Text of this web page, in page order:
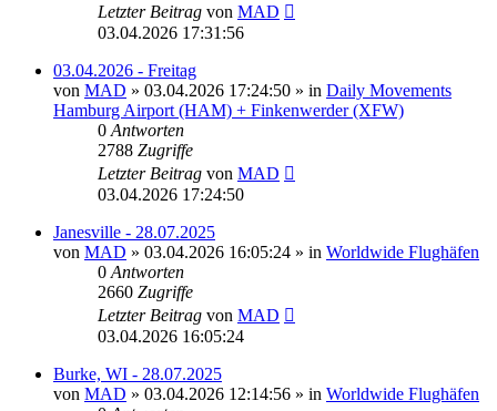
Letzter Beitrag von MAD
03.04.2026 17:31:56
03.04.2026 - Freitag
von MAD » 03.04.2026 17:24:50 » in Daily Movements
Hamburg Airport (HAM) + Finkenwerder (XFW)
0 Antworten
2788 Zugriffe
Letzter Beitrag von MAD
03.04.2026 17:24:50
Janesville - 28.07.2025
von MAD » 03.04.2026 16:05:24 » in Worldwide Flughäfen
0 Antworten
2660 Zugriffe
Letzter Beitrag von MAD
03.04.2026 16:05:24
Burke, WI - 28.07.2025
von MAD » 03.04.2026 12:14:56 » in Worldwide Flughäfen